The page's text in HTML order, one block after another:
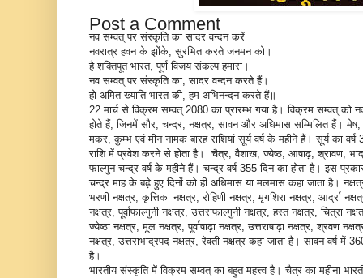
नव सम्वत् पर संस्कृति का सादर वन्दन करें
नवरात्र हवन के झोंके, सुरभित करते जनमन को।
है शक्तिपूत भारत, पूर्ण विजय संकल्प हमारा।
नव सम्वत् पर संस्कृति का, सादर वन्दन करते हैं।
हो अमित ख्याति भारत की, हम अभिनन्दन करते हैं॥
22 मार्च से विक्रम सम्वत् 2080 का प्रारम्भ गया है। विक्रम सम्वत् को
होते हैं, जिनमें सौर, चन्द्र, नक्षत्र, सावन और अधिमास सम्मिलित हैं।
मकर, कुम्भ एवं मीन नामक बारह राशियां सूर्य वर्ष के महीने हैं। सूर्य का
राशि में प्रवेश करने से होता है। चैत्र, वैशाख, ज्येष्ठ, आषाढ़, श्रावण,
फाल्गुन चन्द्र वर्ष के महीने हैं। चन्द्र वर्ष 355 दिन का होता है। इस
चन्द्र माह के बढ़े हुए दिनों को ही अधिमास या मलमास कहा जाता है।
भरणी नक्षत्र, कृत्तिका नक्षत्र, रोहिणी नक्षत्र, मृगशिरा नक्षत्र, आर्द्रा
नक्षत्र, पूर्वाफाल्गुनी नक्षत्र, उत्तराफाल्गुनी नक्षत्र, हस्त नक्षत्र, चित्रा
ज्येष्ठा नक्षत्र, मूल नक्षत्र, पूर्वाषाढ़ा नक्षत्र, उत्तराषाढ़ा नक्षत्र, श्रवण
नक्षत्र, उत्तराभाद्रपद नक्षत्र, रेवती नक्षत्र कहा जाता है। सावन वर्ष में
है।
भारतीय संस्कृति में विक्रम सम्वत् का बहुत महत्त्व है। चैत्र का महीना
Post a Comment